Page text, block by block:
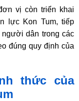
vị còn triển khai
lực Kon Tum, tiếp
dân trong các
đúng quy định của
thức của